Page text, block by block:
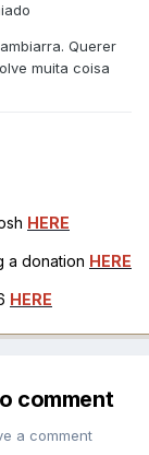
Querer
muita coisa
HERE
a donation HERE
HERE
comment
a comment